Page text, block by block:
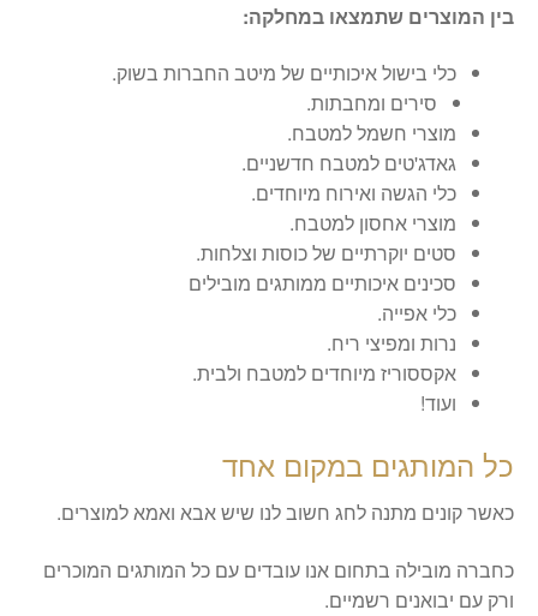
בין המוצרים שתמצאו במחלקה:
כלי בישול איכותיים של מיטב החברות בשוק.
סירים ומחבתות.
מוצרי חשמל למטבח.
גאדג'טים למטבח חדשניים.
כלי הגשה ואירוח מיוחדים.
מוצרי אחסון למטבח.
סטים יוקרתיים של כוסות וצלחות.
סכינים איכותיים ממותגים מובילים
כלי אפייה.
נרות ומפיצי ריח.
אקססוריז מיוחדים למטבח ולבית.
ועוד!
כל המותגים במקום אחד
כאשר קונים מתנה לחג חשוב לנו שיש אבא ואמא למוצרים.
כחברה מובילה בתחום אנו עובדים עם כל המותגים המוכרים
ורק עם יבואנים רשמיים.